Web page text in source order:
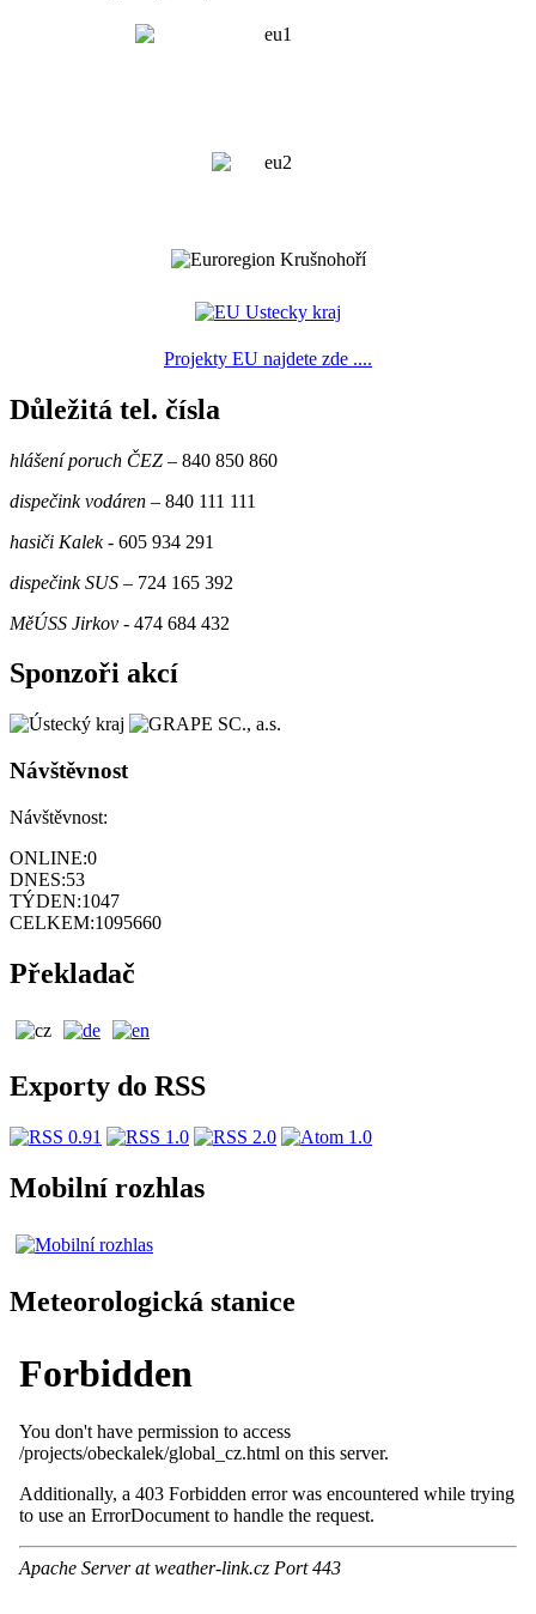
Projekty EU najdete zde ....
Důležitá tel. čísla
hlášení poruch ČEZ – 840 850 860
dispečink vodáren – 840 111 111
hasiči Kalek- 605 934 291
dispečink SUS – 724 165 392
MěÚSS Jirkov - 474 684 432
Sponzoři akcí
Návštěvnost
Návštěvnost:
ONLINE:0
DNES:53
TÝDEN:1047
CELKEM:1095660
Překladač
Exporty do RSS
Mobilní rozhlas
Meteorologická stanice